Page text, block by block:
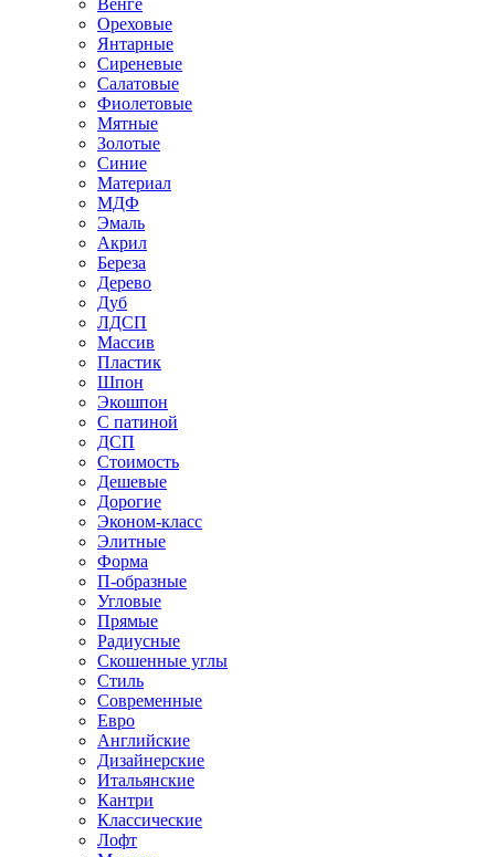
Венге
Ореховые
Янтарные
Сиреневые
Салатовые
Фиолетовые
Мятные
Золотые
Синие
Материал
МДФ
Эмаль
Акрил
Береза
Дерево
Дуб
ЛДСП
Массив
Пластик
Шпон
Экошпон
С патиной
ДСП
Стоимость
Дешевые
Дорогие
Эконом-класс
Элитные
Форма
П-образные
Угловые
Прямые
Радиусные
Скошенные углы
Стиль
Современные
Евро
Английские
Дизайнерские
Итальянские
Кантри
Классические
Лофт